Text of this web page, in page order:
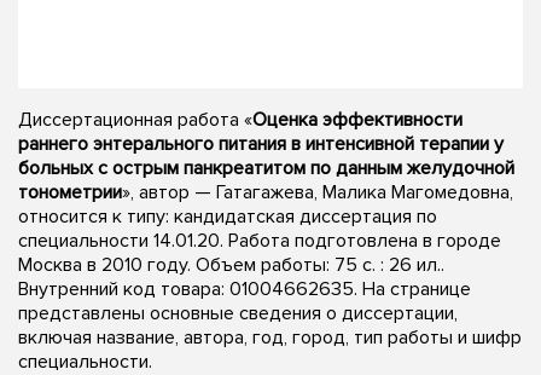
Диссертационная работа «Оценка эффективности
раннего энтерального питания в интенсивной терапии у
больных с острым панкреатитом по данным желудочной
тонометрии», автор — Гатагажева, Малика Магомедовна,
относится к типу: кандидатская диссертация по
специальности 14.01.20. Работа подготовлена в городе
Москва в 2010 году. Объем работы: 75 с. : 26 ил..
Внутренний код товара: 01004662635. На странице
представлены основные сведения о диссертации,
включая название, автора, год, город, тип работы и шифр
специальности.